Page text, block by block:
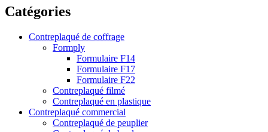
Catégories
Contreplaqué de coffrage
Formply
Formulaire F14
Formulaire F17
Formulaire F22
Contreplaqué filmé
Contreplaqué en plastique
Contreplaqué commercial
Contreplaqué de peuplier